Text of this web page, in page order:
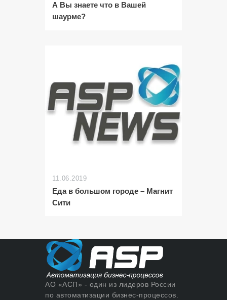
А Вы знаете что в Вашей
шаурме?
11.06.2019
Еда в большом городе – Магнит
Сити
АО «АСП» - один из лидеров России
по автоматизации бизнес-процессов.